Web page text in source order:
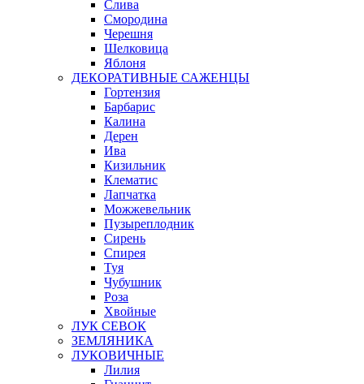
Слива
Смородина
Черешня
Шелковица
Яблоня
ДЕКОРАТИВНЫЕ САЖЕНЦЫ
Гортензия
Барбарис
Калина
Дерен
Ива
Кизильник
Клематис
Лапчатка
Можжевельник
Пузыреплодник
Сирень
Спирея
Туя
Чубушник
Роза
Хвойные
ЛУК СЕВОК
ЗЕМЛЯНИКА
ЛУКОВИЧНЫЕ
Лилия